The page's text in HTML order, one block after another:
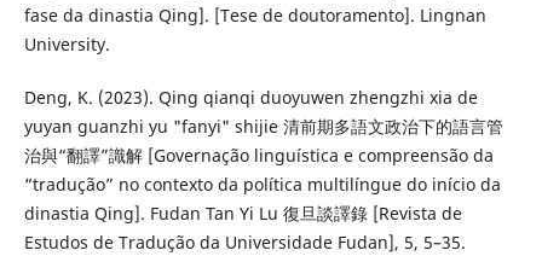
fase da dinastia Qing]. [Tese de doutoramento]. Lingnan
University.
Deng, K. (2023). Qing qianqi duoyuwen zhengzhi xia de
yuyan guanzhi yu "fanyi" shijie 清前期多語文政治下的語言管
治與“翻譯”識解 [Governação linguística e compreensão da
“tradução” no contexto da política multilíngue do início da
dinastia Qing]. Fudan Tan Yi Lu 復旦談譯錄 [Revista de
Estudos de Tradução da Universidade Fudan], 5, 5–35.